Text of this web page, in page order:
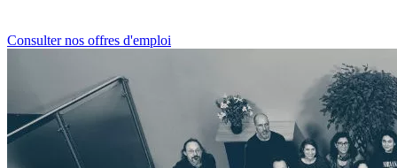
Consulter nos offres d'emploi